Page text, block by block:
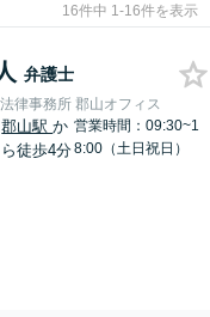
16件中 1-16件を表示
弁護士
律事務所 郡山オフィス
郡山駅か
ら徒歩4分
営業時間：09:30~1
8:00（土日祝日）